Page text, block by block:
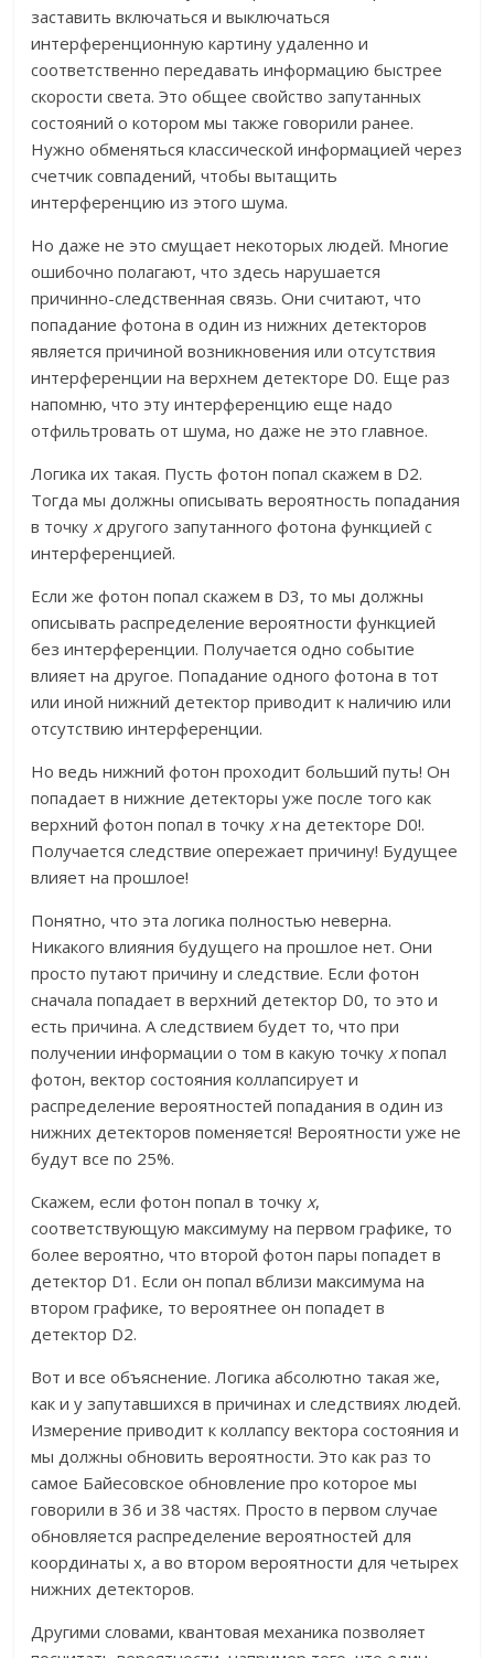
заставить включаться и выключаться
интерференционную картину удаленно и
соответственно передавать информацию быстрее
скорости света. Это общее свойство запутанных
состояний о котором мы также говорили ранее.
Нужно обменяться классической информацией через
счетчик совпадений, чтобы вытащить
интерференцию из этого шума.
Но даже не это смущает некоторых людей. Многие
ошибочно полагают, что здесь нарушается
причинно-следственная связь. Они считают, что
попадание фотона в один из нижних детекторов
является причиной возникновения или отсутствия
интерференции на верхнем детекторе D0. Еще раз
напомню, что эту интерференцию еще надо
отфильтровать от шума, но даже не это главное.
Логика их такая. Пусть фотон попал скажем в D2.
Тогда мы должны описывать вероятность попадания
в точкуxдругого запутанного фотона функцией с
интерференцией.
Если же фотон попал скажем в D3, то мы должны
описывать распределение вероятности функцией
без интерференции. Получается одно событие
влияет на другое. Попадание одного фотона в тот
или иной нижний детектор приводит к наличию или
отсутствию интерференции.
Но ведь нижний фотон проходит больший путь! Он
попадает в нижние детекторы уже после того как
верхний фотон попал в точкуxна детекторе D0!.
Получается следствие опережает причину! Будущее
влияет на прошлое!
Понятно, что эта логика полностью неверна.
Никакого влияния будущего на прошлое нет. Они
просто путают причину и следствие. Если фотон
сначала попадает в верхний детектор D0, то это и
есть причина. А следствием будет то, что при
получении информации о том в какую точкуxпопал
фотон, вектор состояния коллапсирует и
распределение вероятностей попадания в один из
нижних детекторов поменяется! Вероятности уже не
будут все по 25%.
Скажем, если фотон попал в точкуx,
соответствующую максимуму на первом графике, то
более вероятно, что второй фотон пары попадет в
детектор D1. Если он попал вблизи максимума на
втором графике, то вероятнее он попадет в
детектор D2.
Вот и все объяснение. Логика абсолютно такая же,
как и у запутавшихся в причинах и следствиях людей.
Измерение приводит к коллапсу вектора состояния и
мы должны обновить вероятности. Это как раз то
самое Байесовское обновление про которое мы
говорили в 36 и 38 частях. Просто в первом случае
обновляется распределение вероятностей для
координаты x, а во втором вероятности для четырех
нижних детекторов.
Другими словами, квантовая механика позволяет